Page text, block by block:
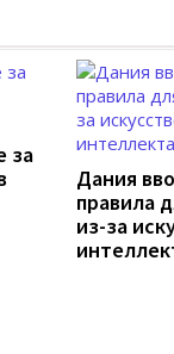
за
Дания
правила
из-за